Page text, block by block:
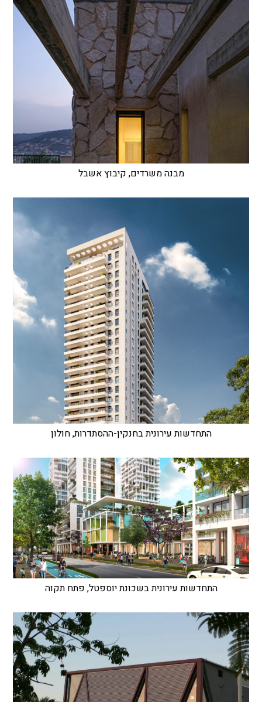
מבנה משרדים, קיבוץ אשבל
התחדשות עירונית בחנקין-ההסתדרות, חולון
התחדשות עירונית בשכונת יוספטל, פתח תקוה